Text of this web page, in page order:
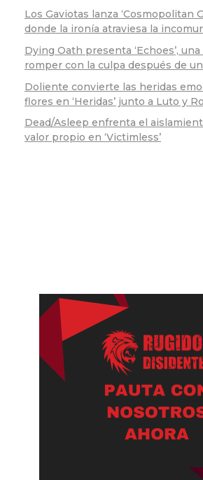
Los Gaviotas lanza ‘Cosmopolitan
donde la ironía atraviesa la
Dying Oath presenta ‘Echoes’,
romper con la culpa después de
Doliente convierte las heridas
flores en ‘Heridas’ junto a Luto y
Dead/Asleep enfrenta el
valor propio en ‘Victimless’